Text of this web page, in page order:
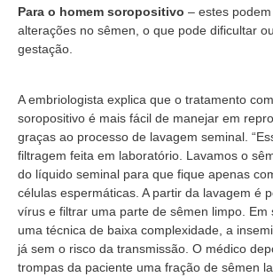
Para o homem soropositivo – estes
alterações no sêmen, o que pode dificultar
gestação.
A embriologista explica que o tratamento
soropositivo é mais fácil de manejar em
graças ao processo de lavagem seminal.
filtragem feita em laboratório. Lavamos o
do líquido seminal para que fique apenas
células espermáticas. A partir da lavagem é
vírus e filtrar uma parte de sêmen limpo. Em
uma técnica de baixa complexidade, a
já sem o risco da transmissão. O médico
trompas da paciente uma fração de sêmen